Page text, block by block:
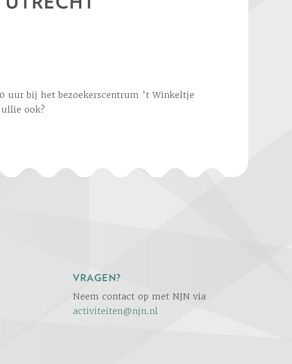
ook?
VRAGEN?
Neem contact op met NJN via
activiteiten@njn.nl